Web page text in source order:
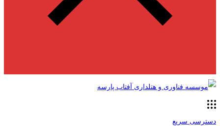
دسترسی سریع